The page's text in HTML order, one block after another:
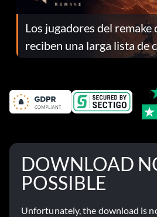
Los jugadores del remake
reciben una larga lista de
el parche 1.0.4
DOWNLOAD
POSSIBLE
Unfortunately, the download is